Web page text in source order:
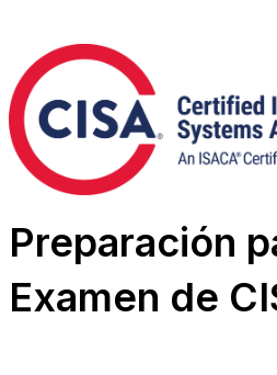
Preparación
Examen de